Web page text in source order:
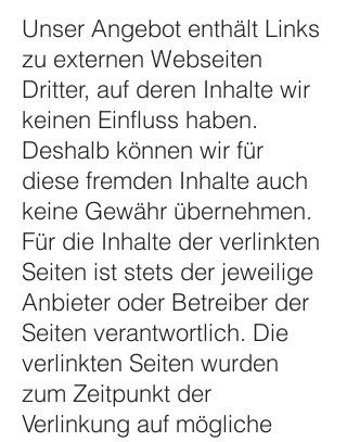
Unser Angebot enthält Links
zu externen Webseiten
Dritter, auf deren Inhalte wir
keinen Einfluss haben.
Deshalb können wir für
diese fremden Inhalte auch
keine Gewähr übernehmen.
Für die Inhalte der verlinkten
Seiten ist stets der jeweilige
Anbieter oder Betreiber der
Seiten verantwortlich. Die
verlinkten Seiten wurden
zum Zeitpunkt der
Verlinkung auf mögliche